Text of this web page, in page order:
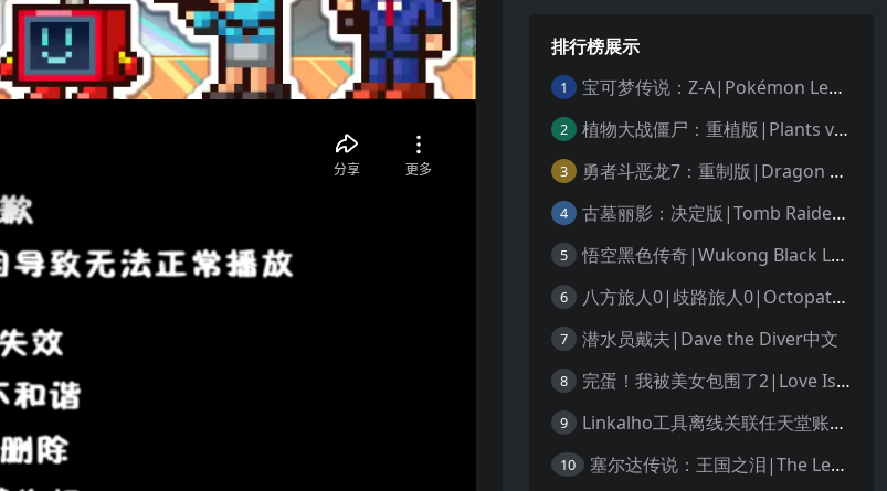
排行榜展示
1 宝可梦传说：Z-A|Pokémon Legends: Z-A中文
2 植物大战僵尸：重植版|Plants vs. Zombies: Replanted中文
3 勇者斗恶龙7：重制版|Dragon Quest VII Reimagined中文
4 古墓丽影：决定版|Tomb Raider: Definitive Edition中文
5 悟空黑色传奇|Wukong Black Legend
6 八方旅人0|歧路旅人0|Octopath Traveler 0中文
7 潜水员戴夫|Dave the Diver中文
8 完蛋！我被美女包围了2|Love Is All Around 2中文
9 Linkalho工具离线关联任天堂账户教程
10 塞尔达传说：王国之泪|The Legend of Zelda: Tears of the Kingdom中文